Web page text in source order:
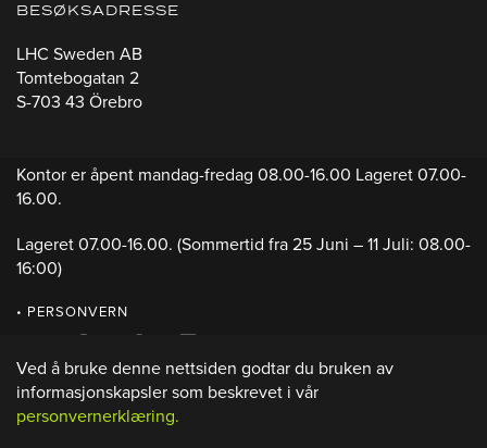
BESØKSADRESSE
LHC Sweden AB
Tomtebogatan 2
S-703 43 Örebro
Kontor er åpent mandag-fredag 08.00-16.00 Lageret 07.00-
16.00.
Lageret 07.00-16.00. (Sommertid fra 25 Juni – 11 Juli: 08.00-
16:00)
• PERSONVERN
Ved å bruke denne nettsiden godtar du bruken av
informasjonskapsler som beskrevet i vår
personvernerklæring.